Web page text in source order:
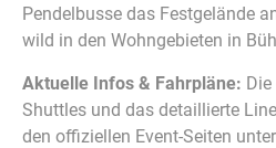
Pendelbusse das Festgelände
wild in den Wohngebieten in
Aktuelle Infos & Fahrpläne:
Shuttles und das detaillierte
den offiziellen Event-Seiten